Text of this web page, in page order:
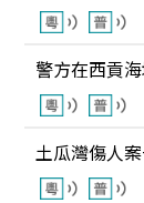
警方在西貢
土瓜灣傷人